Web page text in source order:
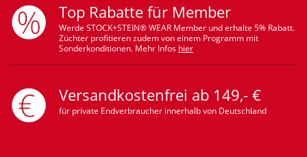
Top Rabatte für Member
Werde STOCK+STEIN® WEAR Member und erhalte 5% Rabatt.
Züchter profitieren zudem von einem Programm mit
Sonderkonditionen. Mehr Infos hier
Versandkostenfrei ab 149,- €
für private Endverbraucher innerhalb von Deutschland